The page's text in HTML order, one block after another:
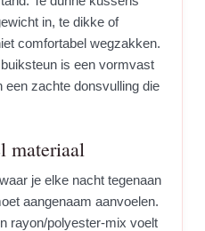
in, te dikke of
comfortabel wegzakken.
is een vormvast
een zachte donsvulling die
materiaal
je elke nacht tegenaan
aangenaam aanvoelen.
rayon/polyester-mix voelt